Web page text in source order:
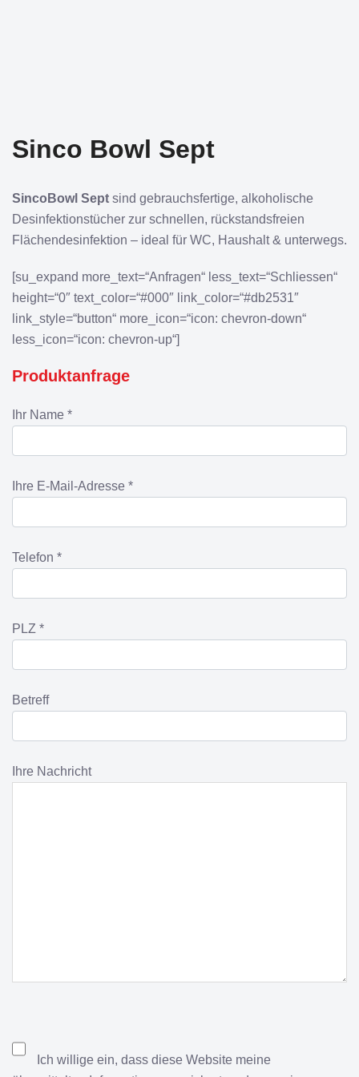
Sinco Bowl Sept
SincoBowl Sept sind gebrauchsfertige, alkoholische
Desinfektionstücher zur schnellen, rückstandsfreien
Flächendesinfektion – ideal für WC, Haushalt & unterwegs.
[su_expand more_text=“Anfragen“ less_text=“Schliessen“
height=“0″ text_color=“#000″ link_color=“#db2531″
link_style=“button“ more_icon=“icon: chevron-down“
less_icon=“icon: chevron-up“]
Produktanfrage
Ihr Name *
Ihre E-Mail-Adresse *
Telefon *
PLZ *
Betreff
Ihre Nachricht
Ich willige ein, dass diese Website meine